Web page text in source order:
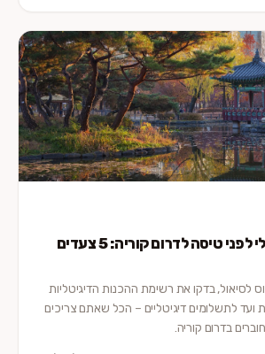
צ'ק-ליסט דיגיטלי לפני טיסה לדרום קוריה: 5 צעדים
לסיאול, בדקו את רשימת ההכנות הדיגיטליות
לתשלומים דיגיטליים – הכל שאתם צריכים
בדרום קוריה.